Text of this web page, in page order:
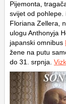
Pijemonta,
svijet od
Floriana Zellera,
ulogu Anthonyja
japanski omnibus
žene na putu
do 31. srpnja.